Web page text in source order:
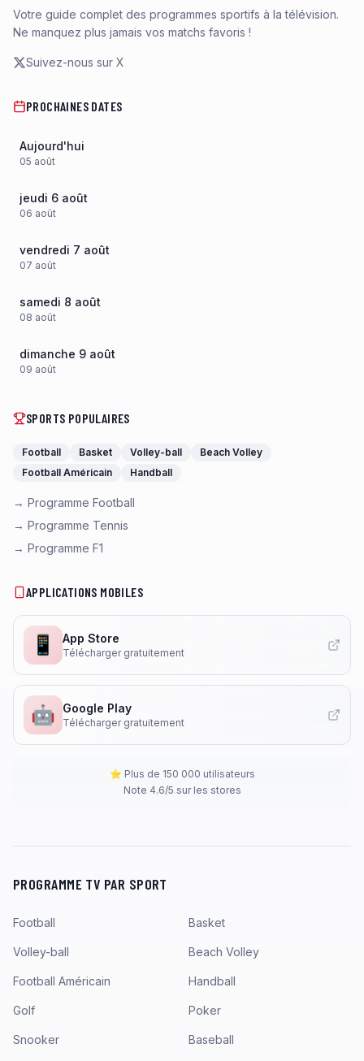
Votre guide complet des programmes sportifs à la télévision.
Ne manquez plus jamais vos matchs favoris !
Suivez-nous sur X
PROCHAINES DATES
Aujourd'hui
05 août
jeudi 6 août
06 août
vendredi 7 août
07 août
samedi 8 août
08 août
dimanche 9 août
09 août
SPORTS POPULAIRES
Football Basket Volley-ball
Beach Volley
Football Américain
Handball
→ Programme Football
→ Programme Tennis
→ Programme F1
APPLICATIONS MOBILES
📱 App Store
Télécharger gratuitement
🤖 Google Play
Télécharger gratuitement
⭐ Plus de 150 000 utilisateurs
Note 4.6/5 sur les stores
PROGRAMME TV PAR SPORT
Football Basket
Volley-ball Beach Volley
Football Américain Handball
Golf Poker
Snooker Baseball